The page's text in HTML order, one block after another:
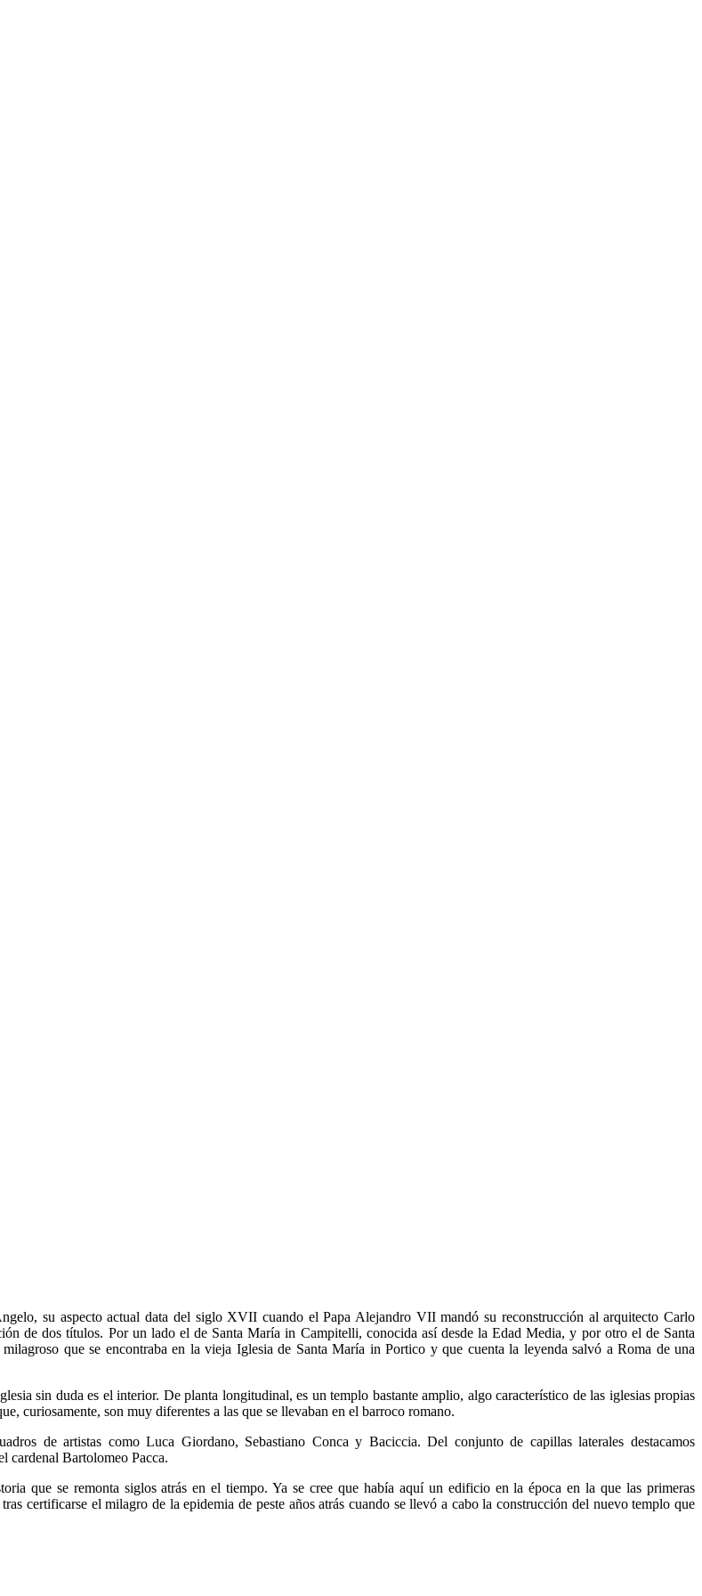
su aspecto actual data del siglo XVII cuando el Papa Alejandro VII mandó su reconstrucción al arquitecto Carlo
de dos títulos. Por un lado el de Santa María in Campitelli, conocida así desde la Edad Media, y por otro el de Santa
que se encontraba en la vieja Iglesia de Santa María in Portico y que cuenta la leyenda salvó a Roma de una
sin duda es el interior. De planta longitudinal, es un templo bastante amplio, algo característico de las iglesias propias
curiosamente, son muy diferentes a las que se llevaban en el barroco romano.
de artistas como Luca Giordano, Sebastiano Conca y Baciccia. Del conjunto de capillas laterales destacamos
cardenal Bartolomeo Pacca.
que se remonta siglos atrás en el tiempo. Ya se cree que había aquí un edificio en la época en la que las primeras
certificarse el milagro de la epidemia de peste años atrás cuando se llevó a cabo la construcción del nuevo templo que